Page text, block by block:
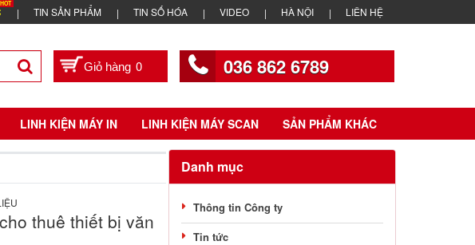
TIN SẢN PHẨM TIN SỐ HÓA VIDEO HÀ NỘI LIÊN HỆ
0 036 862 6789
LINH KIỆN MÁY IN LINH KIỆN MÁY SCAN SẢN PHẨM KHÁC
thuê thiết bị văn
Danh mục
Thông tin Công ty
Tin tức